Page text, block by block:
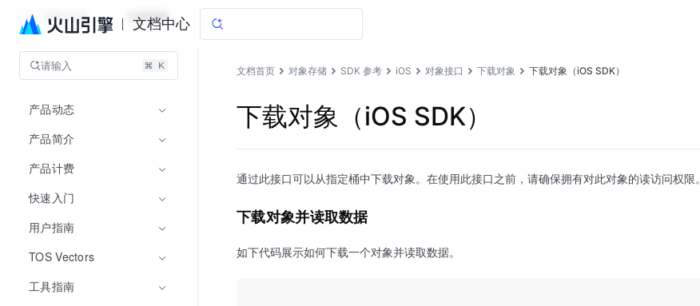
文档中心
对象存储 文档指南
请输入
产品动态
产品简介
产品计费
快速入门
用户指南
TOS Vectors
工具指南
文档首页 对象存储 SDK 参考 iOS 对象接口 下载对象 下载对象（iOS SDK）
下载对象（iOS SDK）
通过此接口可以从指定桶中下载对象。在使用此接口之前，请确保拥有对此对象的读访问权限。
下载对象并读取数据
如下代码展示如何下载一个对象并读取数据。